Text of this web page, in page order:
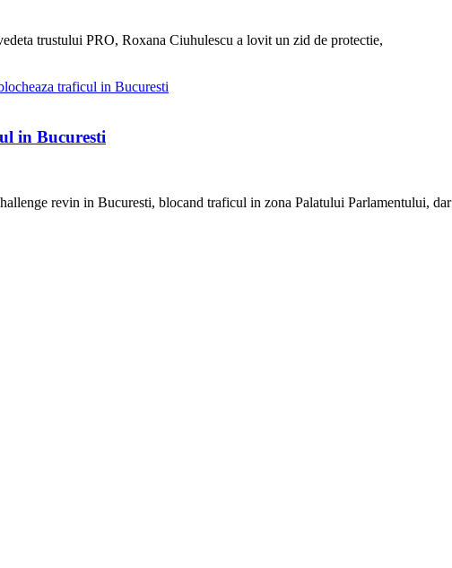
trustului PRO, Roxana Ciuhulescu a lovit un zid de protectie,
in Bucuresti
revin in Bucuresti, blocand traficul in zona Palatului Parlamentului, dar